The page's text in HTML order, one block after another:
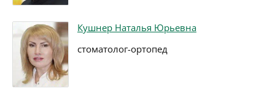
Кушнер Наталья Юрьевна
стоматолог-ортопед